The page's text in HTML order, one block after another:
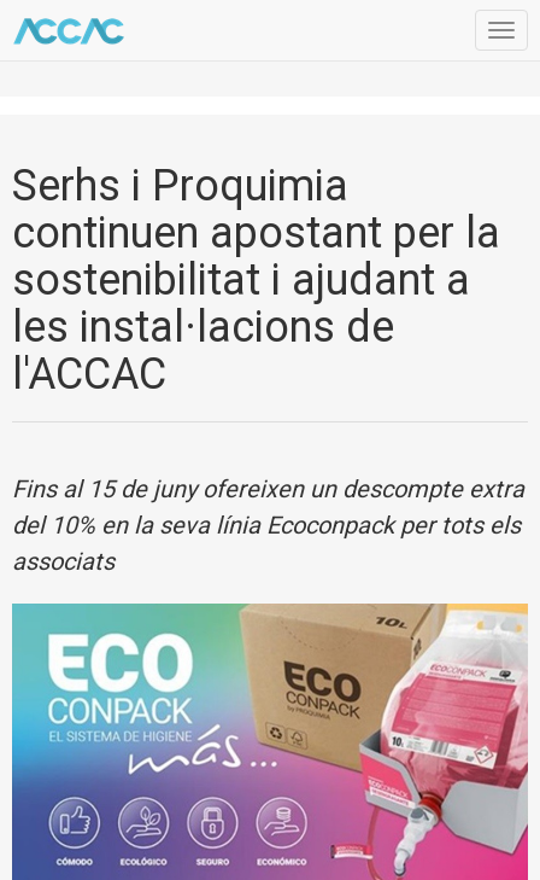
Serhs i Proquimia
continuen apostant per la
sostenibilitat i ajudant a
les instal·lacions de
l'ACCAC
Fins al 15 de juny ofereixen un descompte extra
del 10% en la seva línia Ecoconpack per tots els
associats